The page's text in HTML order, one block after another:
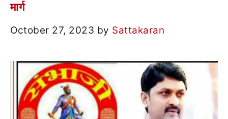
मार्ग
October 27, 2023 by Sattakaran